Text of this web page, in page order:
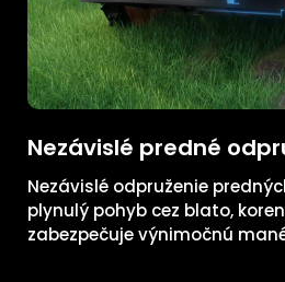
Nezávislé predné
Nezávislé odpruženie
plynulý pohyb cez blato,
zabezpečuje výnimočnú